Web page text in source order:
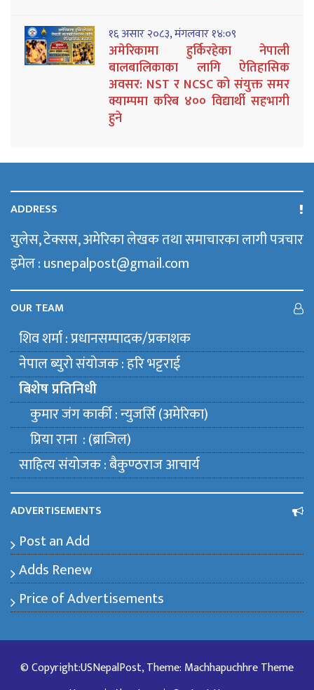
१६ असार २०८३, मंगलवार १४:०९
अमेरिकामा हुर्किरहेका नेपाली
बालबालिकाका लागि ऐतिहासिक
अवसर: NST र NCSC को संयुक्त समर
क्याम्पमा करिब ४०० विद्यार्थी सहभागी
हुने
ADDRESS
युलेस, टेक्सस, अमेरिका लेखक तथा समाचारका लागी पत्रचार
इमेल : usnepalpost@gmail.com
OUR TEAM
शिव शर्मा : प्रधानसम्पादक/प्रकाशक
नेपाल ब्युराे संयाेजक : हरि भट्टराई
बिशेष प्रतिनिधी
कुमार जंग कार्की : न्युजर्सि (अमेरिका)
प्रिया राना : (ब्राजिल)
साहित्य संयाेजक : बैकुण्ठराज आचार्य
ADVERTISEMENTS
Post an Add
Adds Renew
Price of Advertisements
© Copyright:USNepalPost, Theme: Machhapuchhre Theme